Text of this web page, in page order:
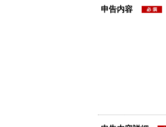
申告内容